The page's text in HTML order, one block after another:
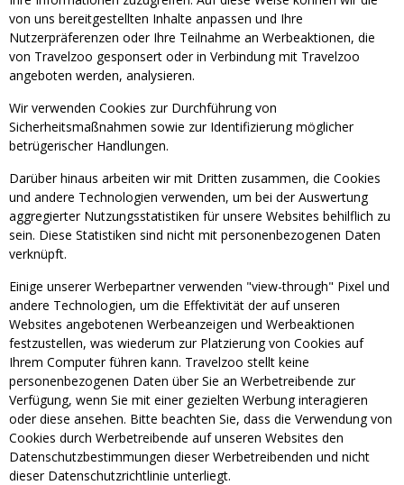
von uns bereitgestellten Inhalte anpassen und Ihre
Nutzerpräferenzen oder Ihre Teilnahme an Werbeaktionen, die
von Travelzoo gesponsert oder in Verbindung mit Travelzoo
angeboten werden, analysieren.
Wir verwenden Cookies zur Durchführung von
Sicherheitsmaßnahmen sowie zur Identifizierung möglicher
betrügerischer Handlungen.
Darüber hinaus arbeiten wir mit Dritten zusammen, die Cookies
und andere Technologien verwenden, um bei der Auswertung
aggregierter Nutzungsstatistiken für unsere Websites behilflich zu
sein. Diese Statistiken sind nicht mit personenbezogenen Daten
verknüpft.
Einige unserer Werbepartner verwenden "view-through" Pixel und
andere Technologien, um die Effektivität der auf unseren
Websites angebotenen Werbeanzeigen und Werbeaktionen
festzustellen, was wiederum zur Platzierung von Cookies auf
Ihrem Computer führen kann. Travelzoo stellt keine
personenbezogenen Daten über Sie an Werbetreibende zur
Verfügung, wenn Sie mit einer gezielten Werbung interagieren
oder diese ansehen. Bitte beachten Sie, dass die Verwendung von
Cookies durch Werbetreibende auf unseren Websites den
Datenschutzbestimmungen dieser Werbetreibenden und nicht
dieser Datenschutzrichtlinie unterliegt.